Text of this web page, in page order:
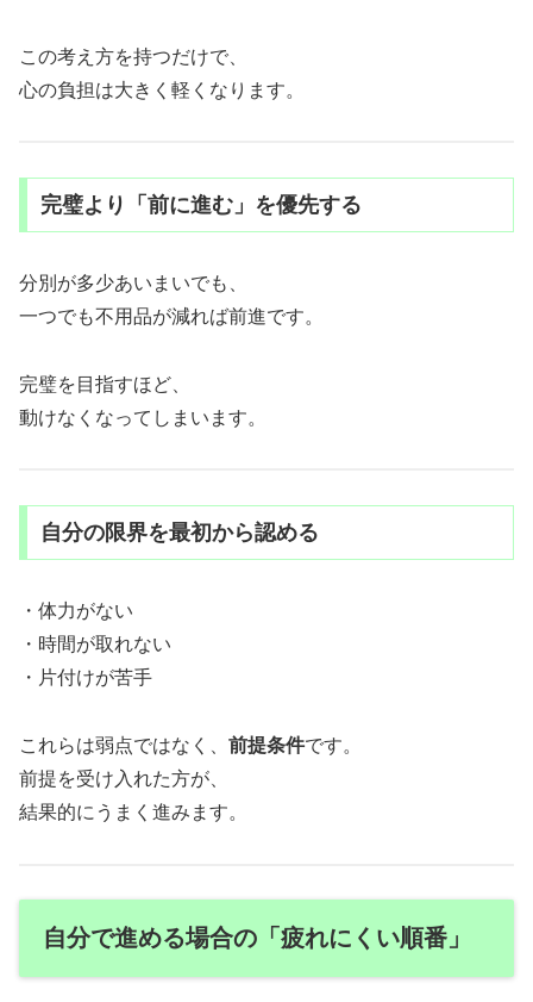
この考え方を持つだけで、
心の負担は大きく軽くなります。
完璧より「前に進む」を優先する
分別が多少あいまいでも、
一つでも不用品が減れば前進です。
完璧を目指すほど、
動けなくなってしまいます。
自分の限界を最初から認める
・体力がない
・時間が取れない
・片付けが苦手
これらは弱点ではなく、 前提条件です。
前提を受け入れた方が、
結果的にうまく進みます。
自分で進める場合の「疲れにくい順番」